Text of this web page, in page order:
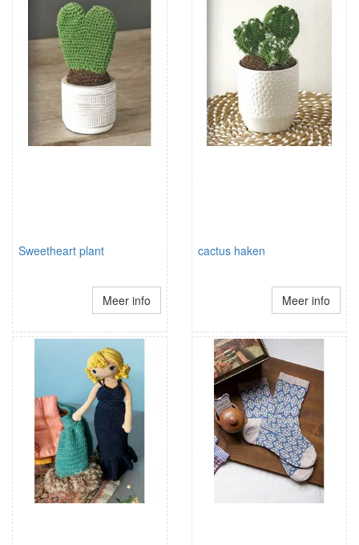
Sweetheart plant
Meer info
cactus haken
Meer info